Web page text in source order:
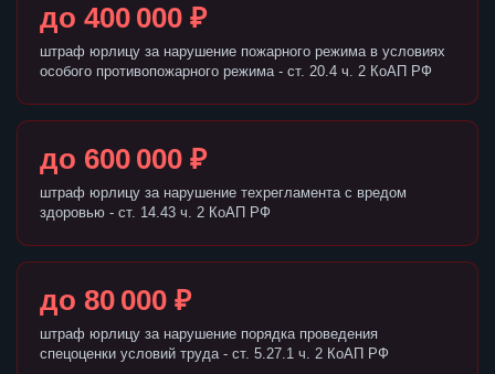
до 400 000 ₽
штраф юрлицу за нарушение пожарного режима в условиях
особого противопожарного режима - ст. 20.4 ч. 2 КоАП РФ
до 600 000 ₽
штраф юрлицу за нарушение техрегламента с вредом
здоровью - ст. 14.43 ч. 2 КоАП РФ
до 80 000 ₽
штраф юрлицу за нарушение порядка проведения
спецоценки условий труда - ст. 5.27.1 ч. 2 КоАП РФ